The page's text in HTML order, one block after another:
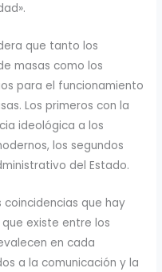
que tanto los
masas como los
para el funcionamiento
Los primeros con la
ideológica a los
los segundos
del Estado.
coincidencias que hay
existe entre los
en cada
a la comunicación y la